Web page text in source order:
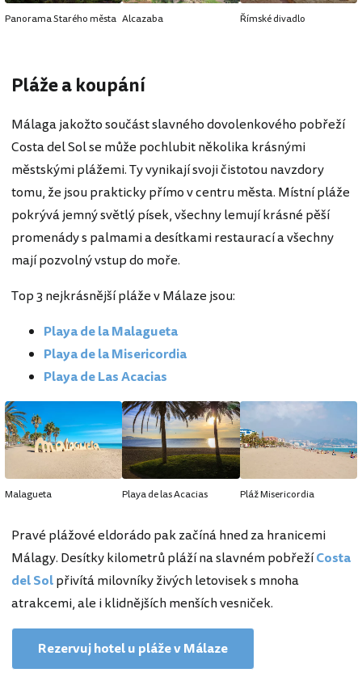
Panorama Starého města Alcazaba Římské divadlo
Pláže a koupání
Málaga jakožto součást slavného dovolenkového pobřeží
Costa del Sol se může pochlubit několika krásnými
městskými plážemi. Ty vynikají svoji čistotou navzdory
tomu, že jsou prakticky přímo v centru města. Místní pláže
pokrývá jemný světlý písek, všechny lemují krásné pěší
promenády s palmami a desítkami restaurací a všechny
mají pozvolný vstup do moře.
Top 3 nejkrásnější pláže v Málaze jsou:
Playa de la Malagueta
Playa de la Misericordia
Playa de Las Acacias
Malagueta Playa de las Acacias Pláž Misericordia
Pravé plážové eldorádo pak začíná hned za hranicemi
Málagy. Desítky kilometrů pláží na slavném pobřežíCosta
del Solpřivítá milovníky živých letovisek s mnoha
atrakcemi, ale i klidnějších menších vesniček.
Rezervuj hotel u pláže v Málaze